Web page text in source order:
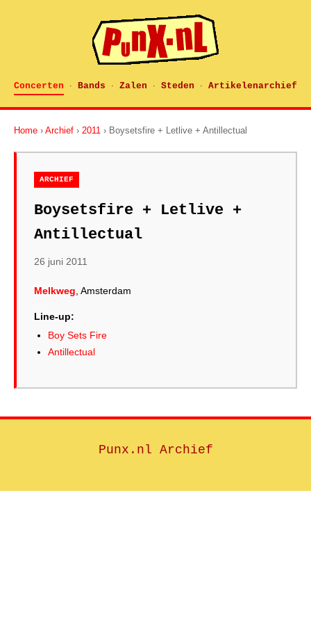
Concerten · Bands · Zalen · Steden · Artikelenarchief
Home › Archief › 2011 › Boysetsfire + Letlive + Antillectual
ARCHIEF
Boysetsfire + Letlive +
Antillectual
26 juni 2011
Melkweg , Amsterdam
Line-up:
Boy Sets Fire
Antillectual
Punx.nl Archief